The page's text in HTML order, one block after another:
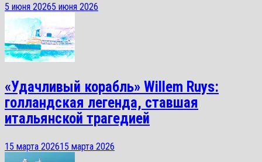
5 июня 20265 июня 2026
«Удачливый корабль» Willem Ruys:
голландская легенда, ставшая
итальянской трагедией
15 марта 202615 марта 2026